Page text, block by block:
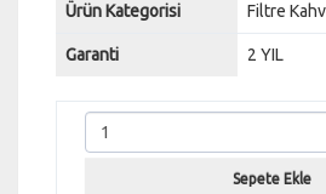
Ürün Kategorisi Filtre
Garanti 2 YIL
Sepete Ekle